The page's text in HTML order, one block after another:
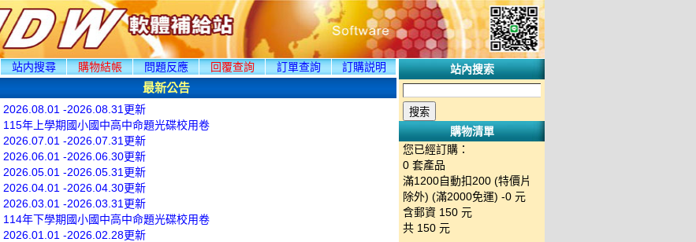
站内搜尋 購物結帳 問題反應 回覆查詢 訂單查詢 訂購説明
最新公告
2026.08.01 -2026.08.31更新
115年上學期國小國中高中命題光碟校用卷
2026.07.01 -2026.07.31更新
2026.06.01 -2026.06.30更新
2026.05.01 -2026.05.31更新
2026.04.01 -2026.04.30更新
2026.03.01 -2026.03.31更新
114年下學期國小國中高中命題光碟校用卷
2026.01.01 -2026.02.28更新
站內搜索
購物清單
您已經訂購：
0 套產品
滿1200自動扣200 (特價片
除外) (滿2000免運) -0 元
含郵資 150 元
共 150 元